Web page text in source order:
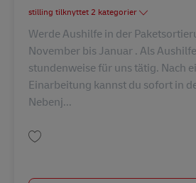
stilling tilknyttet 2 kategorier
Werde Aushilfe in der
November bis Januar . Als
stundenweise für uns tätig. Nach
Einarbeitung kannst du sofort in
Nebenj...